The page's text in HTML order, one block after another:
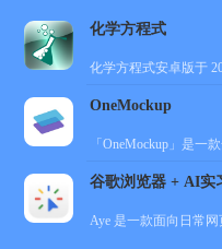
化学方程式
OneMockup
谷歌浏览器 + AI实